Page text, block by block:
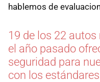
hablemos de
19 de los 22
el año pasado
seguridad para
con los